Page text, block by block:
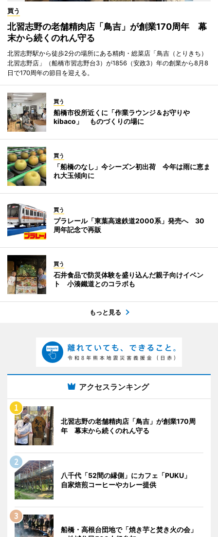
買う
北習志野の老舗精肉店「鳥吉」が創業170周年 幕
末から続くのれん守る
北習志野駅から徒歩2分の場所にある精肉・総菜店「鳥吉（とりきち）
北習志野店」（船橋市習志野台3）が1856（安政3）年の創業から8月8
日で170周年の節目を迎える。
買う
船橋市役所近くに「作業ラウンジ＆お守りや
kibaco」 ものづくりの場に
買う
「船橋のなし」今シーズン初出荷 今年は雨に恵ま
れ大玉傾向に
買う
プラレール「東葉高速鉄道2000系」発売へ 30
周年記念で再販
買う
石井食品で防災体験を盛り込んだ親子向けイベン
ト 小湊鐵道とのコラボも
もっと見る
アクセスランキング
北習志野の老舗精肉店「鳥吉」が創業170周
年 幕末から続くのれん守る
八千代「52間の縁側」にカフェ「PUKU」
自家焙煎コーヒーやカレー提供
船橋・高根台団地で「焼き芋と焚き火の会」